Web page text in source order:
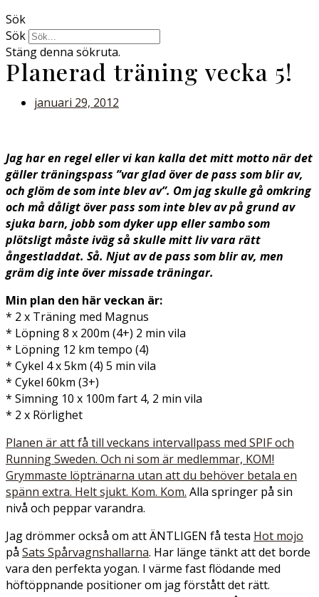
Sök
Sök
Stäng denna sökruta.
Planerad träning vecka 5!
januari 29, 2012
Jag har en regel eller vi kan kalla det mitt motto när det
gäller träningspass ”var glad över de pass som blir av,
och glöm de som inte blev av”. Om jag skulle gå omkring
och må dåligt över pass som inte blev av på grund av
sjuka barn, jobb som dyker upp eller sambo som
plötsligt måste iväg så skulle mitt liv vara rätt
ångestladdat. Så. Njut av de pass som blir av, men
gräm dig inte över missade träningar.
Min plan den här veckan är:
* 2 x Träning med Magnus
* Löpning 8 x 200m (4+) 2 min vila
* Löpning 12 km tempo (4)
* Cykel 4 x 5km (4) 5 min vila
* Cykel 60km (3+)
* Simning 10 x 100m fart 4, 2 min vila
* 2 x Rörlighet
Planen är att få till veckans intervallpass med SPIF och
Running Sweden. Och ni som är medlemmar, KOM!
Grymmaste löptränarna utan att du behöver betala en
spänn extra. Helt sjukt. Kom. Kom. Alla springer på sin
nivå och peppar varandra.
Jag drömmer också om att ÄNTLIGEN få testa Hot mojo
på Sats Spårvagnshallarna. Har länge tänkt att det borde
vara den perfekta yogan. I värme fast flödande med
höftöppnande positioner om jag förstått det rätt.